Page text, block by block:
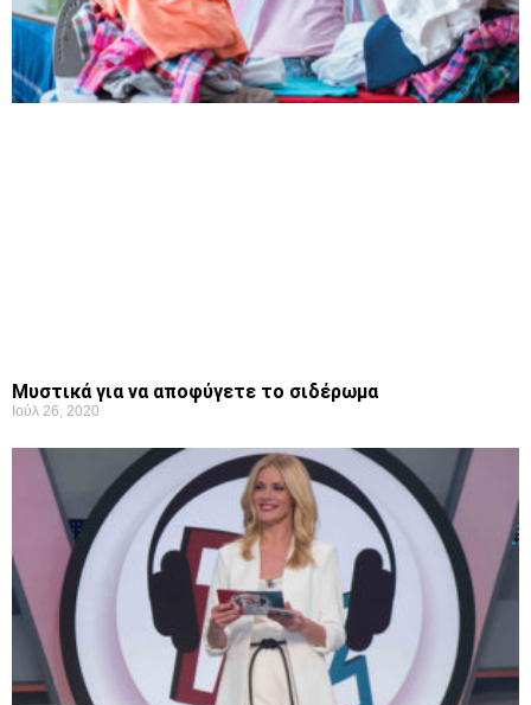
Μυστικά για να αποφύγετε το σιδέρωμα
Ιούλ 26, 2020